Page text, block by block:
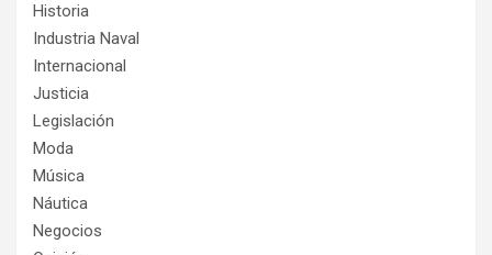
Historia
Industria Naval
Internacional
Justicia
Legislación
Moda
Música
Náutica
Negocios